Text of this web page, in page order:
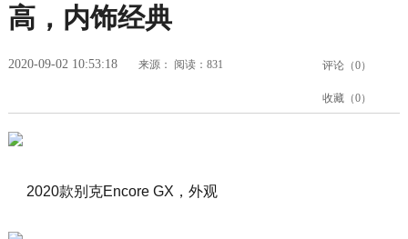
高，内饰经典
2020-09-02 10:53:18 来源： 阅读：831 评论（0）
收藏（0）
2020款别克Encore GX，外观